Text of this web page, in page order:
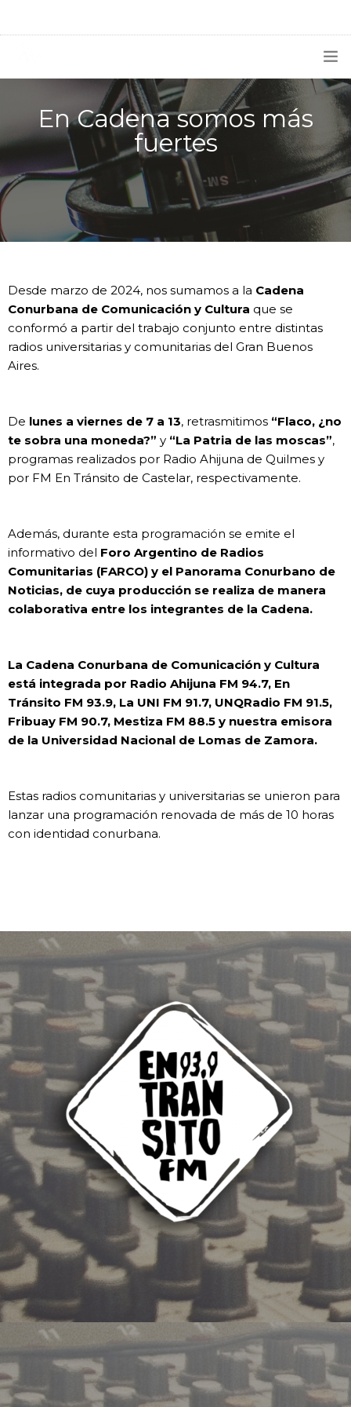
¿QUIÉNES SOMOS?
PROGRAMACIÓN
PRODUCCIONES ESPECIALES
APLICACIONES
En Cadena somos más
fuertes
Desde marzo de 2024, nos sumamos a la Cadena
Conurbana de Comunicación y Cultura que se
conformó a partir del trabajo conjunto entre distintas
radios universitarias y comunitarias del Gran Buenos
Aires.
De lunes a viernes de 7 a 13, retrasmitimos “Flaco, ¿no
te sobra una moneda?” y “La Patria de las moscas”,
programas realizados por Radio Ahijuna de Quilmes y
por FM En Tránsito de Castelar, respectivamente.
Además, durante esta programación se emite el
informativo del Foro Argentino de Radios
Comunitarias (FARCO) y el Panorama Conurbano de
Noticias, de cuya producción se realiza de manera
colaborativa entre los integrantes de la Cadena.
La Cadena Conurbana de Comunicación y Cultura
está integrada por Radio Ahijuna FM 94.7, En
Tránsito FM 93.9, La UNI FM 91.7, UNQRadio FM 91.5,
Fribuay FM 90.7, Mestiza FM 88.5 y nuestra emisora
de la Universidad Nacional de Lomas de Zamora.
Estas radios comunitarias y universitarias se unieron para
lanzar una programación renovada de más de 10 horas
con identidad conurbana.